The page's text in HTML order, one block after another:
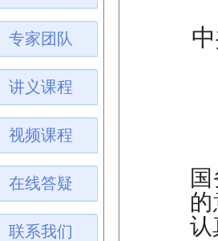
专家团队
讲义课程
视频课程
在线答疑
联系我们